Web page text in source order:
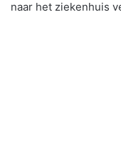
naar het ziekenhuis